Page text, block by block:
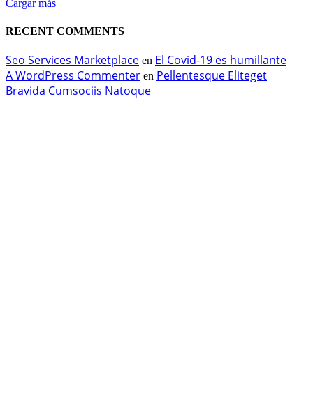
Cargar más
RECENT COMMENTS
Seo Services Marketplace en El Covid-19 es humillante
A WordPress Commenter en Pellentesque Eliteget
Bravida Cumsociis Natoque